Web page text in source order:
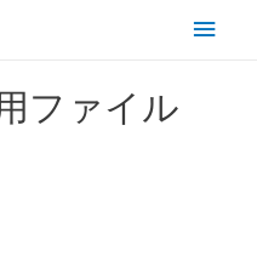
メ
ファイル